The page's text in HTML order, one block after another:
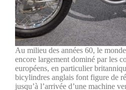
Au milieu des années 60, le
encore largement dominé par les
européens, en particulier
bicylindres anglais font figure de
jusqu’à l’arrivée d’une machine